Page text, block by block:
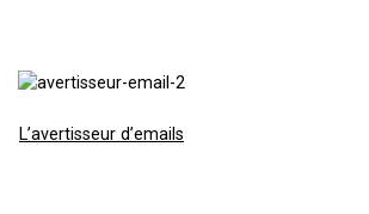
L’avertisseur d’emails